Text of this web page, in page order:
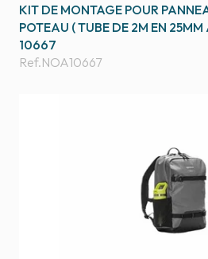
KIT DE MONTAGE POUR
POTEAU ( TUBE DE 2M EN
10667
Ref.NOA10667